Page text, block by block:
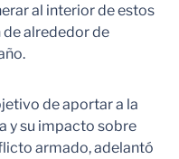
al interior de estos
alrededor de
de aportar a la
y su impacto sobre
armado, adelantó